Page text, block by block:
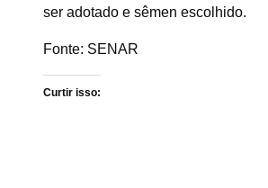
ser adotado e sêmen escolhido.
Fonte: SENAR
Curtir isso: